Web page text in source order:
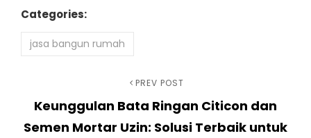
Categories:
jasa bangun rumah
pos
Post
PREV POST
Keunggulan Bata Ringan Citicon dan
Semen Mortar Uzin: Solusi Terbaik untuk